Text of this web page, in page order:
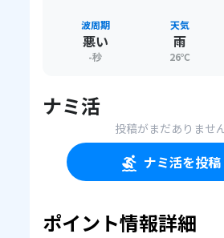
波周期
悪い
-秒
天気
雨
26℃
ナミ活
投稿がまだありませ
ナミ活を投稿
ポイント情報詳細